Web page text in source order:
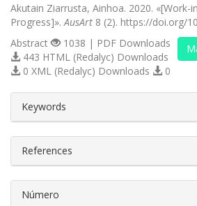
Akutain Ziarrusta, Ainhoa. 2020. «[Work-
Progress]». AusArt 8 (2). https://doi.org/
Abstract
1038 | PDF Downloads
443 HTML (Redalyc) Downloads
0 XML (Redalyc) Downloads
0
Keywords
References
Número